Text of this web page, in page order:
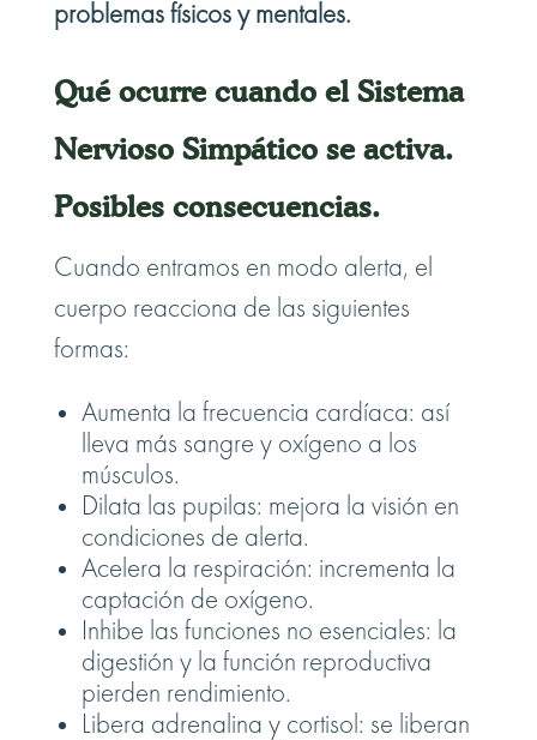
problemas físicos y mentales.
Qué ocurre cuando el Sistema
Nervioso Simpático se activa.
Posibles consecuencias.
Cuando entramos en modo alerta, el
cuerpo reacciona de las siguientes
formas:
Aumenta la frecuencia cardíaca: así
lleva más sangre y oxígeno a los
músculos.
Dilata las pupilas: mejora la visión en
condiciones de alerta.
Acelera la respiración: incrementa la
captación de oxígeno.
Inhibe las funciones no esenciales: la
digestión y la función reproductiva
pierden rendimiento.
Libera adrenalina y cortisol: se liberan